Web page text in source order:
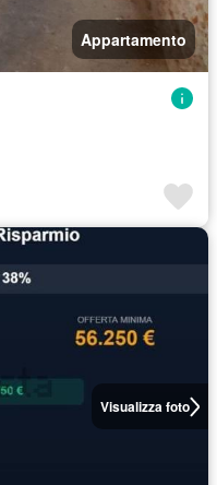
Appartamento
Visualizza foto